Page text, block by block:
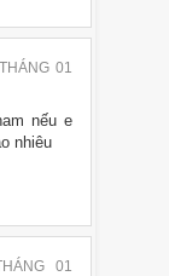
01
nếu e
nhiêu
01